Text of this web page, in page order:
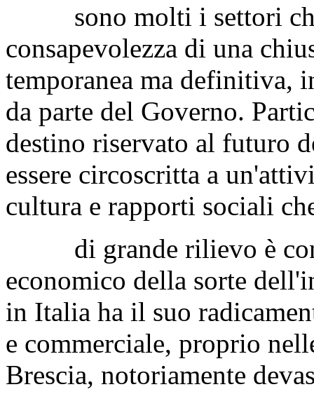
sono molti i settori che
consapevolezza di una
temporanea ma definitiva,
da parte del Governo.
destino riservato al futuro
essere circoscritta a
cultura e rapporti sociali
di grande rilievo è
economico della sorte
in Italia ha il suo
e commerciale, proprio
Brescia, notoriamente